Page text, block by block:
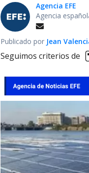
Agencia EFE
Agencia
Publicado por Jean
Seguimos criterios de